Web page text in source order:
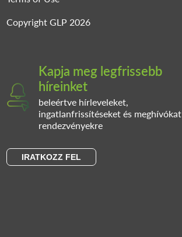
Copyright GLP 2026
Kapja meg legfrissebb
híreinket
beleértve hírleveleket,
ingatlanfrissítéseket és meghívókat
rendezvényekre
IRATKOZZ FEL